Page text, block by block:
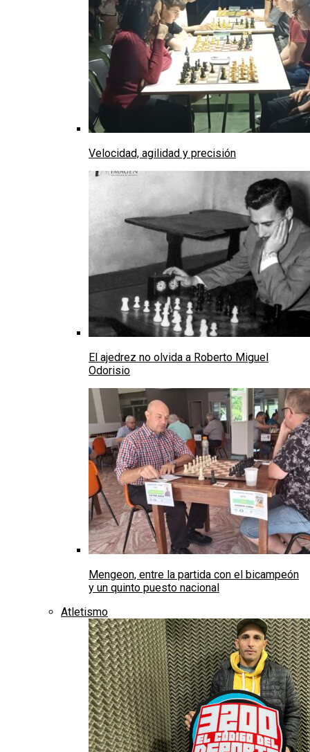
Velocidad, agilidad y precisión
El ajedrez no olvida a Roberto Miguel
Odorisio
Mengeon, entre la partida con el bicampeón
y un quinto puesto nacional
Atletismo